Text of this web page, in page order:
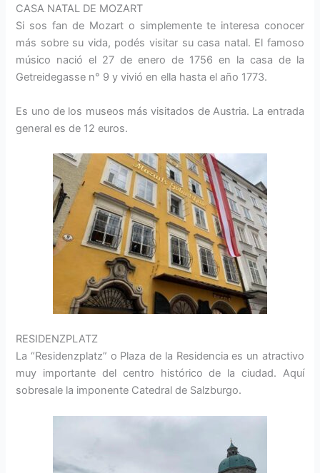
CASA NATAL DE MOZART
Si sos fan de Mozart o simplemente te interesa conocer
más sobre su vida, podés visitar su casa natal. El famoso
músico nació el 27 de enero de 1756 en la casa de la
Getreidegasse n° 9 y vivió en ella hasta el año 1773.
Es uno de los museos más visitados de Austria. La entrada
general es de 12 euros.
RESIDENZPLATZ
La “Residenzplatz” o Plaza de la Residencia es un atractivo
muy importante del centro histórico de la ciudad. Aquí
sobresale la imponente Catedral de Salzburgo.